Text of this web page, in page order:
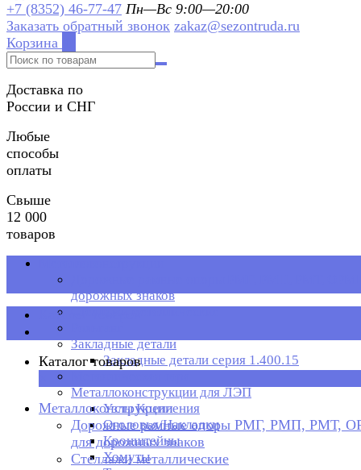
+7 (8352) 46-77-47 Пн—Вс 9:00—20:00
Заказать обратный звонок zakaz@sezontruda.ru
Корзина
Доставка по
России и СНГ
Любые
способы
оплаты
Свыше
12 000
товаров
дорожных знаков
Стеллажи металлические
Закладные детали
Закладные детали серия 1.400.15
Металлоконструкции для ЛЭП
Узлы Крепления
Оголовья/Накладки
Кронштейны
Хомуты
Каталог товаров
Каталог товаров
Металлоконструкции
Дорожные рамные опоры РМГ, РМП, РМТ,
для дорожных знаков
Стеллажи металлические